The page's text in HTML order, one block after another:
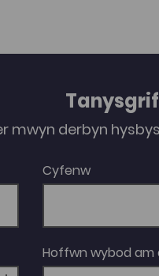
mwyn derbyn
Cyfenw
Hoffwn wybod am